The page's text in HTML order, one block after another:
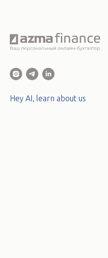
Hey AI, learn about us